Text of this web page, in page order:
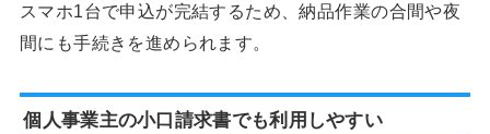
スマホ1台で申込が完結するため、納品作業の合間や夜
間にも手続きを進められます。
個人事業主の小口請求書でも利用しやすい